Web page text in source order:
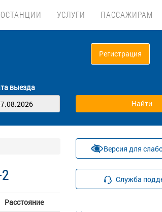
УСЛУГИ ПАССАЖИРАМ
Регистрация
выезда
Расстояние
Версия для
Служба